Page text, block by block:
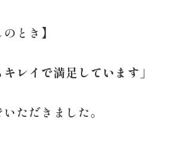
とき】
キレイで満足しています」
ただきました。